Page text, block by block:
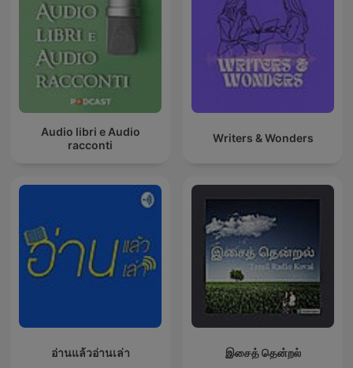
Audio libri e Audio
racconti
Writers & Wonders
อ่านแล้วอ่านเล่า இசைத் தென்றல்